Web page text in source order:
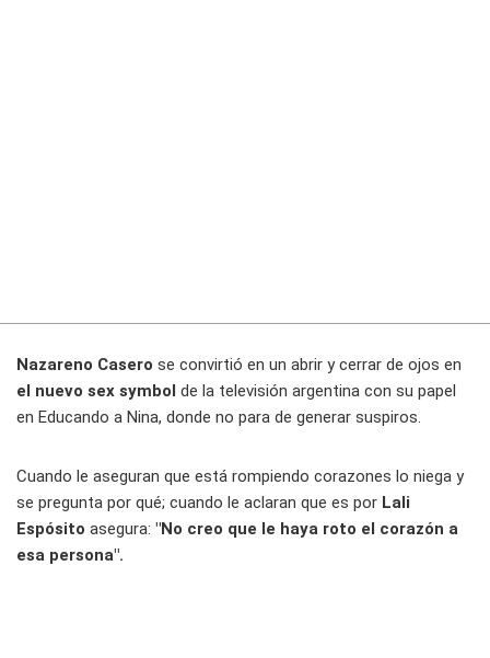
Nazareno Casero se convirtió en un abrir y cerrar de ojos en
el nuevo sex symbol de la televisión argentina con su papel
en Educando a Nina, donde no para de generar suspiros.
Cuando le aseguran que está rompiendo corazones lo niega y
se pregunta por qué; cuando le aclaran que es por Lali
Espósito asegura: "No creo que le haya roto el corazón a
esa persona".